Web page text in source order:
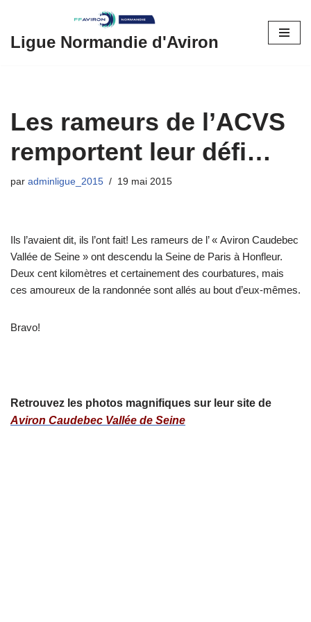
Aller
Ligue Normandie d'Aviron
Les rameurs de l’ACVS
remportent leur défi…
par adminligue_2015 19 mai 2015
Ils l’avaient dit, ils l’ont fait! Les rameurs de l’ « Aviron Caudebec
Vallée de Seine » ont descendu la Seine de Paris à Honfleur.
Deux cent kilomètres et certainement des courbatures, mais
ces amoureux de la randonnée sont allés au bout d’eux-mêmes.
Bravo!
Retrouvez les photos magnifiques sur leur site de
Aviron Caudebec Vallée de Seine